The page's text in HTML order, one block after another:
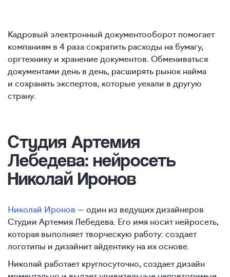
Кадровый электронный документооборот помогает
компаниям в 4 раза сократить расходы на бумагу,
оргтехнику и хранение документов. Обмениваться
документами день в день, расширять рынок найма
и сохранять экспертов, которые уехали в другую
страну.
Студия Артемия
Лебедева: нейросеть
Николай Иронов
Николай Иронов — один из ведущих дизайнеров
Студии Артемия Лебедева. Его имя носит нейросеть,
которая выполняет творческую работу: создает
логотипы и дизайнит айдентику на их основе.
Николай работает круглосуточно, создает дизайн